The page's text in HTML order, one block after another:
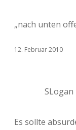
„nach unten
12. Februar 2010
SLogan
Es sollte